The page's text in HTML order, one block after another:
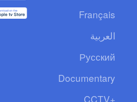
Français
العربية
Русский
Documentary
CCTV+